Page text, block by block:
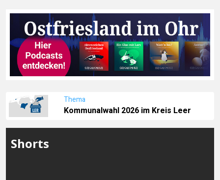
Thema
Kommunalwahl 2026 im Kreis Leer
Shorts